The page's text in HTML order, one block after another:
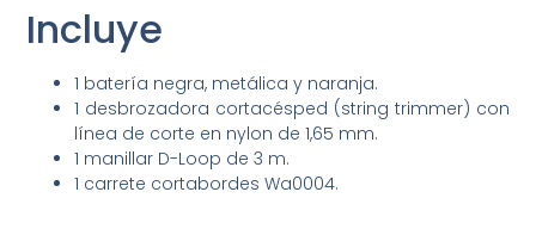
Incluye
1 batería negra, metálica y naranja.
1 desbrozadora cortacésped (string trimmer) con
línea de corte en nylon de 1,65 mm.
1 manillar D-Loop de 3 m.
1 carrete cortabordes Wa0004.